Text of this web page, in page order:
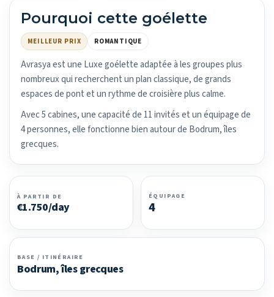
Pourquoi cette goélette
MEILLEUR PRIX ROMANTIQUE
Avrasya est une Luxe goélette adaptée à les groupes plus
nombreux qui recherchent un plan classique, de grands
espaces de pont et un rythme de croisière plus calme.
Avec 5 cabines, une capacité de 11 invités et un équipage de
4 personnes, elle fonctionne bien autour de Bodrum, îles
grecques.
À PARTIR DE
€1.750/day
ÉQUIPAGE
4
BASE / ITINÉRAIRE
Bodrum, îles grecques